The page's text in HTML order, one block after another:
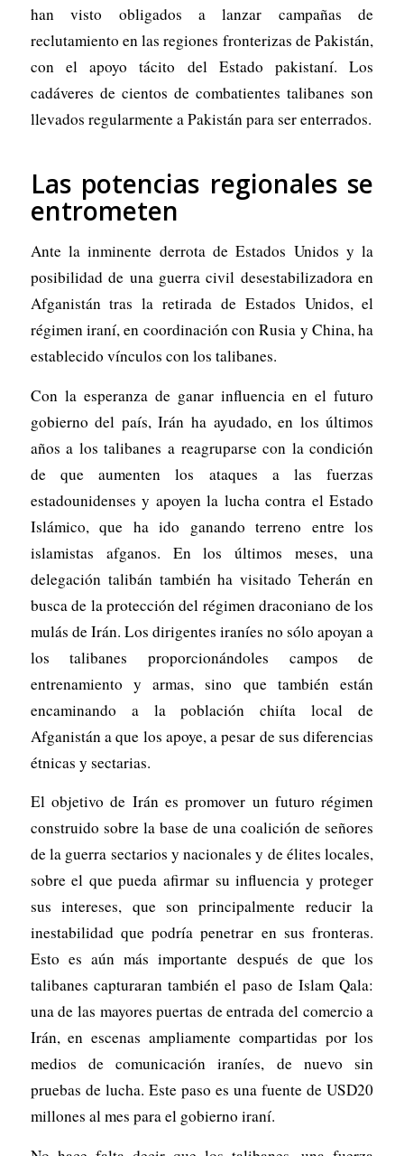
han visto obligados a lanzar campañas de
reclutamiento en las regiones fronterizas de Pakistán,
con el apoyo tácito del Estado pakistaní. Los
cadáveres de cientos de combatientes talibanes son
llevados regularmente a Pakistán para ser enterrados.
Las potencias regionales se
entrometen
Ante la inminente derrota de Estados Unidos y la
posibilidad de una guerra civil desestabilizadora en
Afganistán tras la retirada de Estados Unidos, el
régimen iraní, en coordinación con Rusia y China, ha
establecido vínculos con los talibanes.
Con la esperanza de ganar influencia en el futuro
gobierno del país, Irán ha ayudado, en los últimos
años a los talibanes a reagruparse con la condición
de que aumenten los ataques a las fuerzas
estadounidenses y apoyen la lucha contra el Estado
Islámico, que ha ido ganando terreno entre los
islamistas afganos. En los últimos meses, una
delegación talibán también ha visitado Teherán en
busca de la protección del régimen draconiano de los
mulás de Irán. Los dirigentes iraníes no sólo apoyan a
los talibanes proporcionándoles campos de
entrenamiento y armas, sino que también están
encaminando a la población chiíta local de
Afganistán a que los apoye, a pesar de sus diferencias
étnicas y sectarias.
El objetivo de Irán es promover un futuro régimen
construido sobre la base de una coalición de señores
de la guerra sectarios y nacionales y de élites locales,
sobre el que pueda afirmar su influencia y proteger
sus intereses, que son principalmente reducir la
inestabilidad que podría penetrar en sus fronteras.
Esto es aún más importante después de que los
talibanes capturaran también el paso de Islam Qala:
una de las mayores puertas de entrada del comercio a
Irán, en escenas ampliamente compartidas por los
medios de comunicación iraníes, de nuevo sin
pruebas de lucha. Este paso es una fuente de USD20
millones al mes para el gobierno iraní.